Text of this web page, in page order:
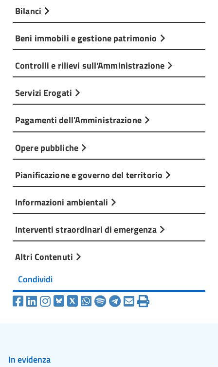
Bilanci
Beni immobili e gestione patrimonio
Controlli e rilievi sull'Amministrazione
Servizi Erogati
Pagamenti dell'Amministrazione
Opere pubbliche
Pianificazione e governo del territorio
Informazioni ambientali
Interventi straordinari di emergenza
Altri Contenuti
Condividi
In evidenza